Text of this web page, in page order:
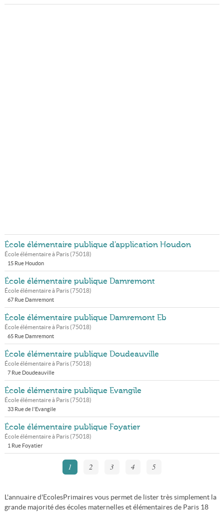
École élémentaire publique d'application Houdon
École élémentaire à Paris(75018)
15 Rue Houdon
École élémentaire publique Damremont
École élémentaire à Paris(75018)
67 Rue Damremont
École élémentaire publique Damremont Eb
École élémentaire à Paris(75018)
65 Rue Damremont
École élémentaire publique Doudeauville
École élémentaire à Paris(75018)
7 Rue Doudeauville
École élémentaire publique Evangile
École élémentaire à Paris(75018)
33 Rue de l'Evangile
École élémentaire publique Foyatier
École élémentaire à Paris(75018)
1 Rue Foyatier
1 2 3 4 5
L'annuaire d'EcolesPrimaires vous permet de lister très simplement la
grande majorité des écoles maternelles et élémentaires de Paris 18